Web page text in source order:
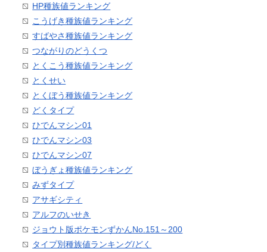
HP種族値ランキング
こうげき種族値ランキング
すばやさ種族値ランキング
つながりのどうくつ
とくこう種族値ランキング
とくせい
とくぼう種族値ランキング
どくタイプ
ひでんマシン01
ひでんマシン03
ひでんマシン07
ぼうぎょ種族値ランキング
みずタイプ
アサギシティ
アルフのいせき
ジョウト版ポケモンずかんNo.151～200
タイプ別種族値ランキング/どく